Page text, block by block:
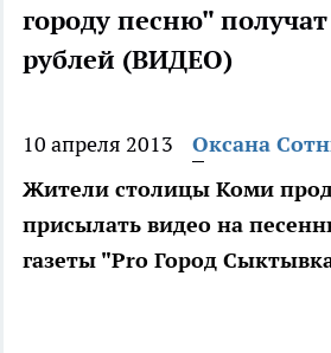
городу песню"
рублей (ВИДЕО)
10 апреля 2013
Оксана
Жители столицы Коми
присылать видео на
газеты "Pro Город